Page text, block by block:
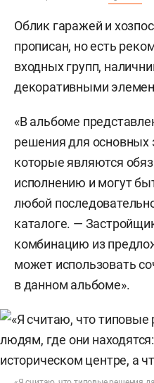
Облик гаражей и
прописан, но есть
входных групп,
декоративными
«В альбоме
решения для основных
которые являются
исполнению и могут
любой
каталоге. —
комбинацию из
может использовать
в данном альбоме».